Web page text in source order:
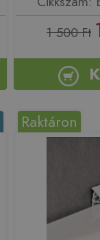
1 500 Ft
Raktáron